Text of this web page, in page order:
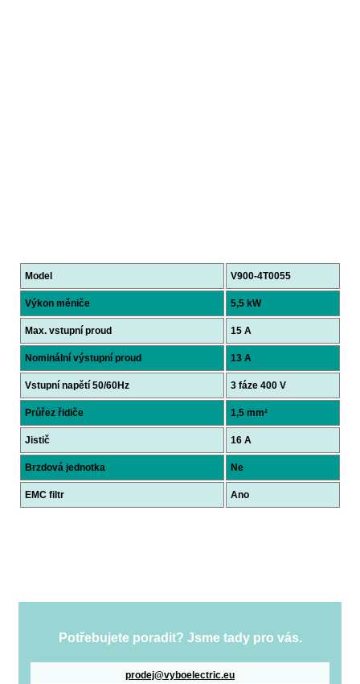
Model V900-4T0055
Výkon měniče 5,5 kW
Max. vstupní proud 15 A
Nominální výstupní proud 13 A
Vstupní napětí 50/60Hz 3 fáze 400 V
Průřez řidiče 1,5 mm²
Jistič 16 A
Brzdová jednotka Ne
EMC filtr Ano
Potřebujete poradit? Jsme tady pro vás.
prodej@vyboelectric.eu